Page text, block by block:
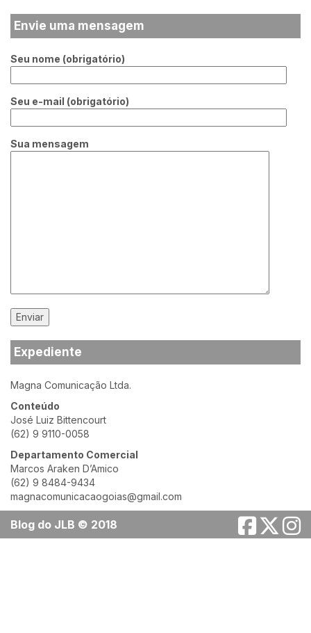
Envie uma mensagem
Seu nome (obrigatório)
Seu e-mail (obrigatório)
Sua mensagem
Expediente
Magna Comunicação Ltda.
Conteúdo
José Luiz Bittencourt
(62) 9 9110-0058
Departamento Comercial
Marcos Araken D’Amico
(62) 9 8484-9434
magnacomunicacaogoias@gmail.com
Blog do JLB © 2018